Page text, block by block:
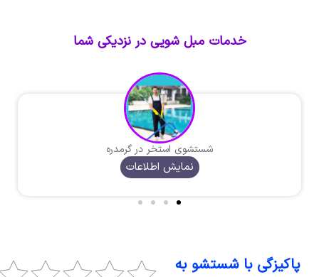
خدمات مبل شویی در نزدیکی شما
شستشوی استخر در گرمدره
نمایش اطلاعات
پاکیزگی با شستشو به